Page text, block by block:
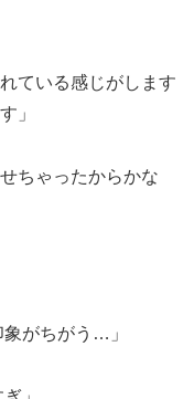
ている感じがします
」
ちゃったからかな
象がちがう…」